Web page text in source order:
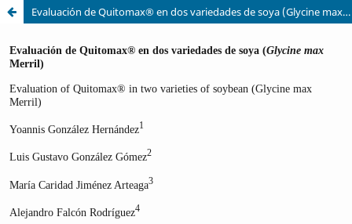
Evaluación de Quitomax® en dos variedades de soya (Glycine max Merril)